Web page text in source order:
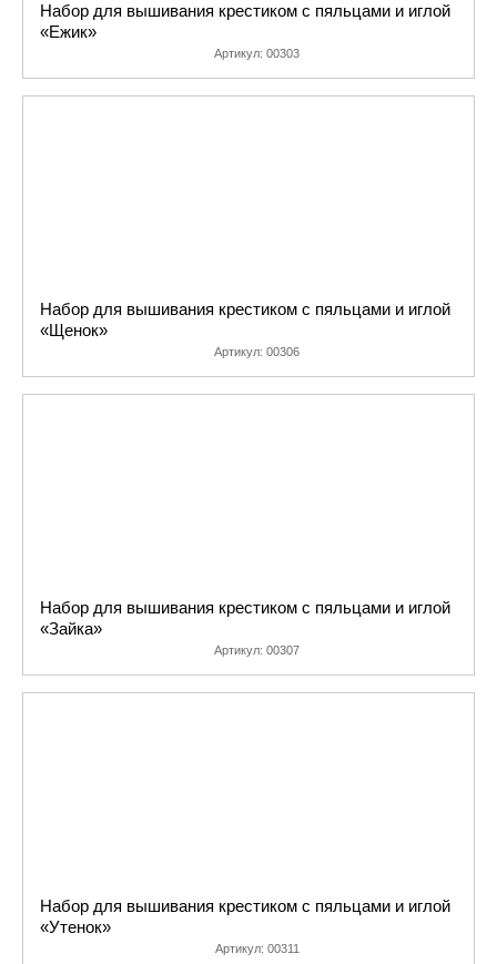
Набор для вышивания крестиком с пяльцами и иглой
«Ежик»
Артикул: 00303
Набор для вышивания крестиком с пяльцами и иглой
«Щенок»
Артикул: 00306
Набор для вышивания крестиком с пяльцами и иглой
«Зайка»
Артикул: 00307
Набор для вышивания крестиком с пяльцами и иглой
«Утенок»
Артикул: 00311